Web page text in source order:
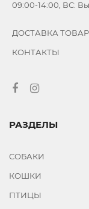
09:00-14:00, ВС:
ДОСТАВКА
КОНТАКТЫ
РАЗДЕЛЫ
СОБАКИ
КОШКИ
ПТИЦЫ